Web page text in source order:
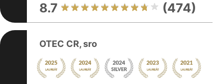
8.7 (474)
OTEC CR, sro